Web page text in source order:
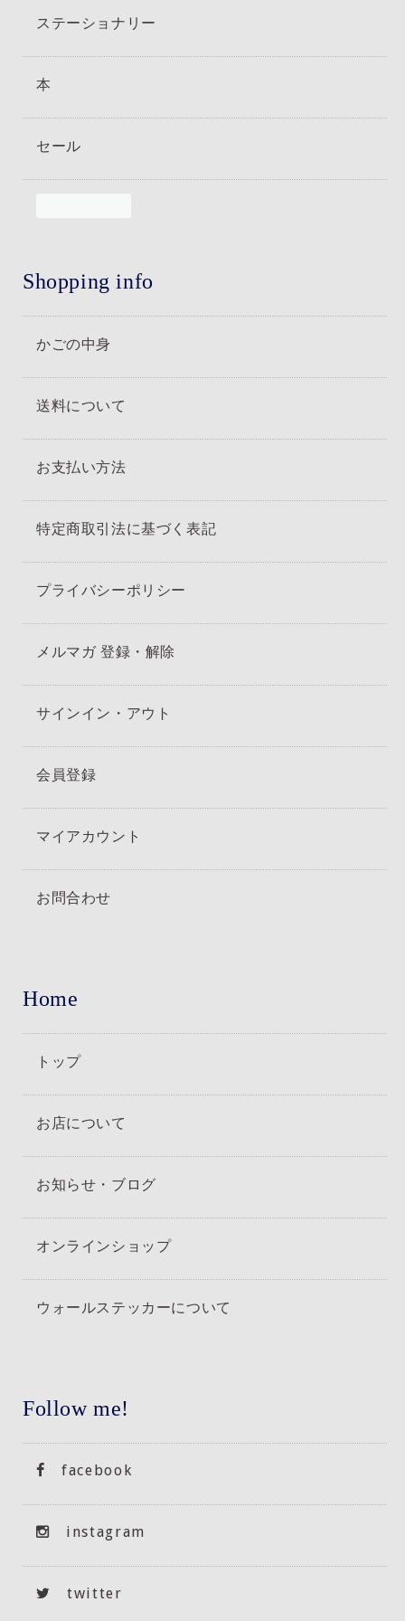
ステーショナリー
本
セール
Shopping info
かごの中身
送料について
お支払い方法
特定商取引法に基づく表記
プライバシーポリシー
メルマガ 登録・解除
サインイン・アウト
会員登録
マイアカウント
お問合わせ
Home
トップ
お店について
お知らせ・ブログ
オンラインショップ
ウォールステッカーについて
Follow me!
facebook
instagram
twitter